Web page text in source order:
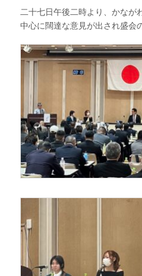
維
新
究
会
ー
大
吼
座
談
「そ
れ
ぞ
れ
の
立
場
か
二十七日午後二時より、かなが
中心に闊達な意見が出され盛会